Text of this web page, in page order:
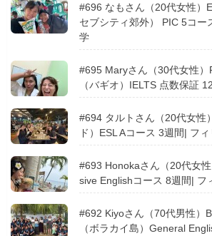
#696 なもさん（20代女性）
セブシティ郊外） PIC 5コー
学
#695 Maryさん（30代女性
（バギオ）IELTS 点数保証
#694 タルトさん（20代女性
ド）ESL Aコース 3週間| フ
#693 Honokaさん（20代女
sive Englishコース 8週間| フ
#692 Kiyoさん（70代男性）
（ボラカイ島）General